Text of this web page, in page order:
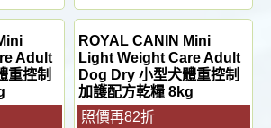
Adult
重控制
ROYAL CANIN Mini
Light Weight Care Adult
Dog Dry 小型犬體重控制
加護配方乾糧 8kg
照價再82折